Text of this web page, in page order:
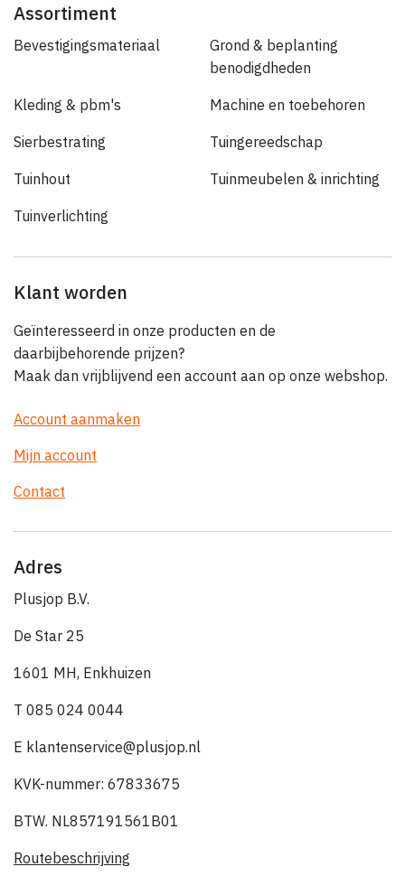
Assortiment
Bevestigingsmateriaal
Grond & beplanting
benodigdheden
Kleding & pbm's Machine en toebehoren
Sierbestrating Tuingereedschap
Tuinhout Tuinmeubelen & inrichting
Tuinverlichting
Klant worden
Geïnteresseerd in onze producten en de
daarbijbehorende prijzen?
Maak dan vrijblijvend een account aan op onze webshop.
Account aanmaken
Mijn account
Contact
Adres
Plusjop B.V.
De Star 25
1601 MH, Enkhuizen
T 085 024 0044
E klantenservice@plusjop.nl
KVK-nummer: 67833675
BTW. NL857191561B01
Routebeschrijving